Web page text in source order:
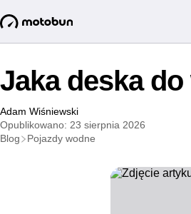
Jaka deska
Adam Wiśniewski
Opublikowano: 23 sierpnia 2026
Blog
Pojazdy wodne